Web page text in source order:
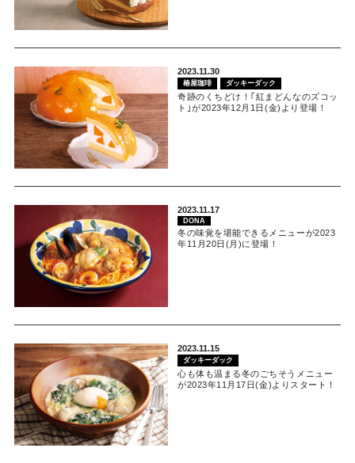
2023.11.30
椿屋珈琲 ダッキーダック
奇跡のくちどけ！｢紅まどんなのズコッ
ト｣が2023年12月1日(金)より登場！
2023.11.17
DONA
冬の味覚を堪能できるメニューが2023
年11月20日(月)に登場！
2023.11.15
ダッキーダック
心も体も温まる冬のごちそうメニュー
が2023年11月17日(金)よりスタート！